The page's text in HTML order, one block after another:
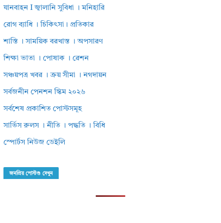
যানবাহন I জ্বালানি সুবিধা । মনিহারি
রোগ ব্যাধি । চিকিৎসা। প্রতিকার
শাস্তি । সাময়িক বরখাস্ত । অপসারণ
শিক্ষা ভাতা । পোষাক । রেশন
সঞ্চয়পত্র খবর । ক্রয় সীমা । নগদায়ন
সর্বজনীন পেনশন স্কিম ২০২৬
সর্বশেষ প্রকাশিত পোস্টসমূহ
সার্ভিস রুলস । নীতি । পদ্ধতি । বিধি
স্পোর্টস নিউজ ডেইলি
জনপ্রিয় পোস্টগু দেখুন